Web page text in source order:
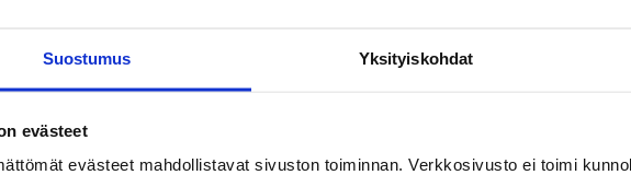
Suostumus Yksityiskohdat
evästeet
evästeet mahdollistavat sivuston toiminnan. Verkkosivusto ei toimi
jälkeiset puhelut Suomen ja Skotlannin isovanhemmille. Sitten lapset saavat
tietokirjailijana. Hän on Turun yliopistosta valmistunut FM ja opiskellut ajanjaksoja
soluttautua vieraiden kulttuurien arkielämään. Ulkomailla ollessaan hän kaipaa